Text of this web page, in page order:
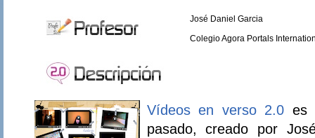
José Daniel Garcia
Colegio Agora Portals
Vídeos en verso 2.0 es
pasado, creado por